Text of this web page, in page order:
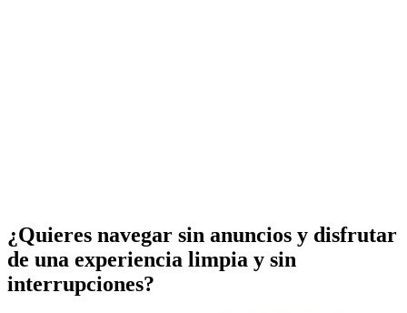
¿Quieres navegar sin anuncios y disfrutar
de una experiencia limpia y sin
interrupciones?